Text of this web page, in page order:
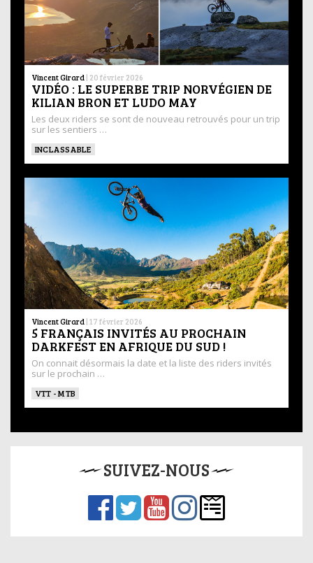
Vincent Girard | 20 février 2026
VIDÉO : LE SUPERBE TRIP NORVÉGIEN DE
KILIAN BRON ET LUDO MAY
Les deux riders se sont de nouveau retrouvés pour un trip
sur les sentiers …
INCLASSABLE
Vincent Girard | 17 février 2026
5 FRANÇAIS INVITÉS AU PROCHAIN
DARKFEST EN AFRIQUE DU SUD !
On connait désormais la date et la liste des riders invités
sur le prochain …
VTT - MTB
SUIVEZ-NOUS